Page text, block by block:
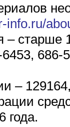
info.ru/
– старше
686-
–
года.